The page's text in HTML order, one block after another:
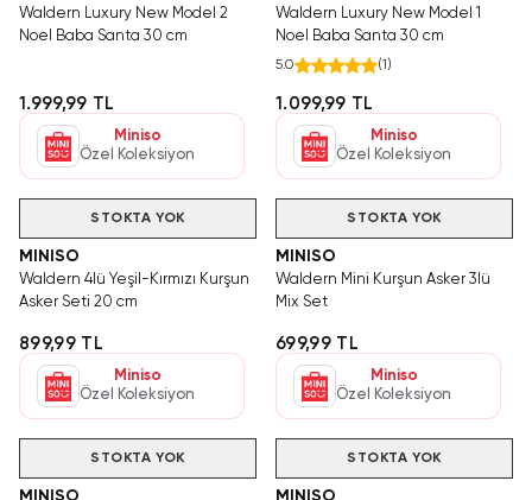
Waldern Luxury New Model 2
Noel Baba Santa 30 cm
1.999,99 TL
Miniso
Özel Koleksiyon
Waldern Luxury New Model 1
Noel Baba Santa 30 cm
5.0 (1 )
1.099,99 TL
Miniso
Özel Koleksiyon
STOKTA YOK
MINISO
Waldern 4lü Yeşil-Kırmızı Kurşun
Asker Seti 20 cm
899,99 TL
Miniso
Özel Koleksiyon
STOKTA YOK
MINISO
Waldern Mini Kurşun Asker 3lü
Mix Set
699,99 TL
Miniso
Özel Koleksiyon
STOKTA YOK
MINISO
STOKTA YOK
MINISO